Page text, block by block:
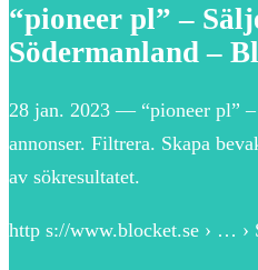
“pioneer pl” –
Södermanland –
28 jan. 2023 — “pioneer pl”
annonser. Filtrera. Skapa
av sökresultatet.
http s://www.blocket.se › … ›